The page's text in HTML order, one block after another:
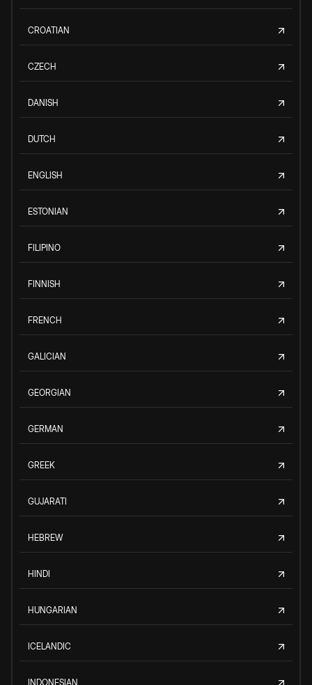
CROATIAN
CZECH
DANISH
DUTCH
ENGLISH
ESTONIAN
FILIPINO
FINNISH
FRENCH
GALICIAN
GEORGIAN
GERMAN
GREEK
GUJARATI
HEBREW
HINDI
HUNGARIAN
ICELANDIC
INDONESIAN